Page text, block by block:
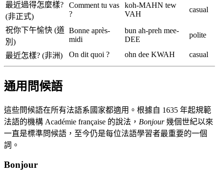
最近過得怎麼樣?
(非正式)
Comment tu vas
?
koh-MAHN tew
VAH
casual
祝你下午愉快 (道
別)
Bonne après-
midi
bun ah-preh mee-
DEE
polite
最近怎樣? (非洲) On dit quoi ? ohn dee KWAH casual
通用問候語
這些問候語在所有法語系國家都適用。根據自 1635 年起規範
法語的機構 Académie française 的說法， Bonjour幾個世紀以來
一直是標準問候語，至今仍是每位法語學習者最重要的一個
詞。
Bonjour